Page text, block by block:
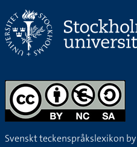
Svenskt teckenspråkslexikon by